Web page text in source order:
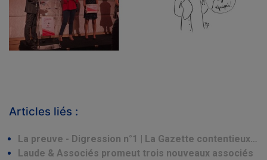
Articles liés :
La preuve - Digression n°1 | La Gazette contentieux…
Laude & Associés promeut trois nouveaux associés